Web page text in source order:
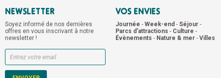
Voir sur la carte
D'ASCQ
Voir sur la carte
NEWSLETTER
Soyez informé de nos dernières
offres en vous inscrivant à notre
newsletter !
VOS ENVIES
Journée - Week-end - Séjour -
Parcs d'attractions - Culture -
Évènements - Nature & mer - Villes